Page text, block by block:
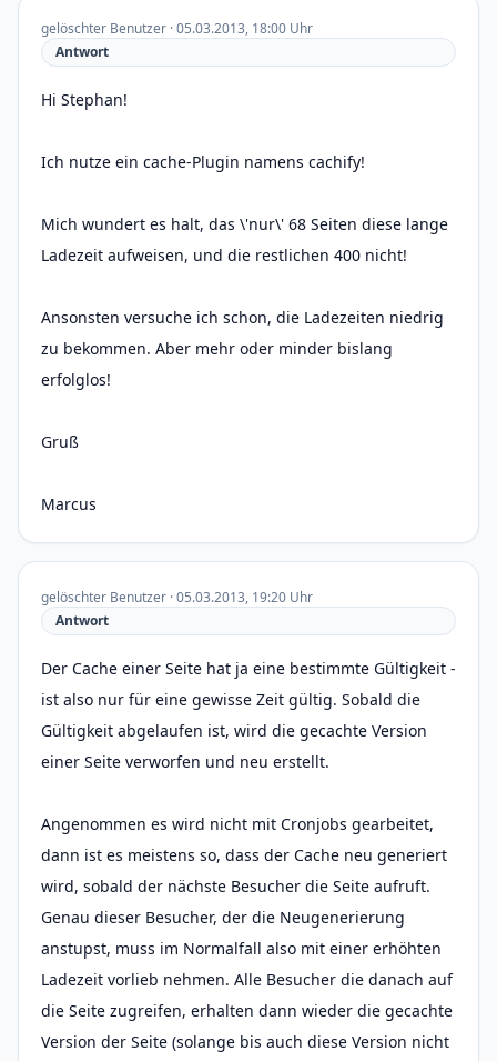
gelöschter Benutzer · 05.03.2013, 18:00 Uhr
Antwort
Hi Stephan!
Ich nutze ein cache-Plugin namens cachify!
Mich wundert es halt, das \'nur\' 68 Seiten diese lange
Ladezeit aufweisen, und die restlichen 400 nicht!
Ansonsten versuche ich schon, die Ladezeiten niedrig
zu bekommen. Aber mehr oder minder bislang
erfolglos!
Gruß
Marcus
gelöschter Benutzer · 05.03.2013, 19:20 Uhr
Antwort
Der Cache einer Seite hat ja eine bestimmte Gültigkeit -
ist also nur für eine gewisse Zeit gültig. Sobald die
Gültigkeit abgelaufen ist, wird die gecachte Version
einer Seite verworfen und neu erstellt.
Angenommen es wird nicht mit Cronjobs gearbeitet,
dann ist es meistens so, dass der Cache neu generiert
wird, sobald der nächste Besucher die Seite aufruft.
Genau dieser Besucher, der die Neugenerierung
anstupst, muss im Normalfall also mit einer erhöhten
Ladezeit vorlieb nehmen. Alle Besucher die danach auf
die Seite zugreifen, erhalten dann wieder die gecachte
Version der Seite (solange bis auch diese Version nicht